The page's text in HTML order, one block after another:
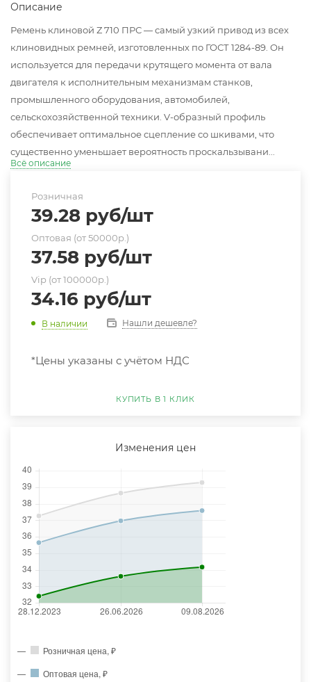
Описание
Ремень клиновой Z 710 ПРС — самый узкий привод из всех
клиновидных ремней, изготовленных по ГОСТ 1284-89. Он
используется для передачи крутящего момента от вала
двигателя к исполнительным механизмам станков,
промышленного оборудования, автомобилей,
сельскохозяйственной техники. V-образный профиль
обеспечивает оптимальное сцепление со шкивами, что
существенно уменьшает вероятность проскальзывани...
Всё описание
Розничная
39.28 руб/шт
Оптовая (от 50000р.)
37.58 руб/шт
Vip (от 100000р.)
34.16 руб/шт
В наличии Нашли дешевле?
*Цены указаны с учётом НДС
КУПИТЬ В 1 КЛИК
Изменения цен
Розничная цена, ₽
Оптовая цена, ₽